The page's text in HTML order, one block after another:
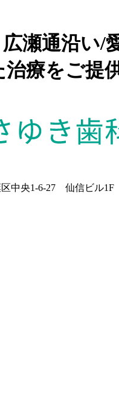
瀬通沿い/
療をご提
中央1-6-27 仙信ビル1F